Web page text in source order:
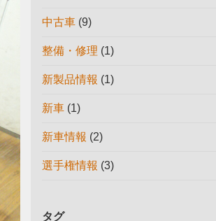
中古車 (9)
整備・修理 (1)
新製品情報 (1)
新車 (1)
新車情報 (2)
選手権情報 (3)
タグ